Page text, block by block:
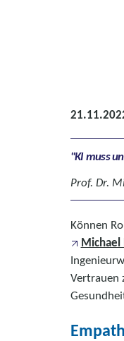
KI muss
Prof. Dr.
Können
Michael
Vertrauen